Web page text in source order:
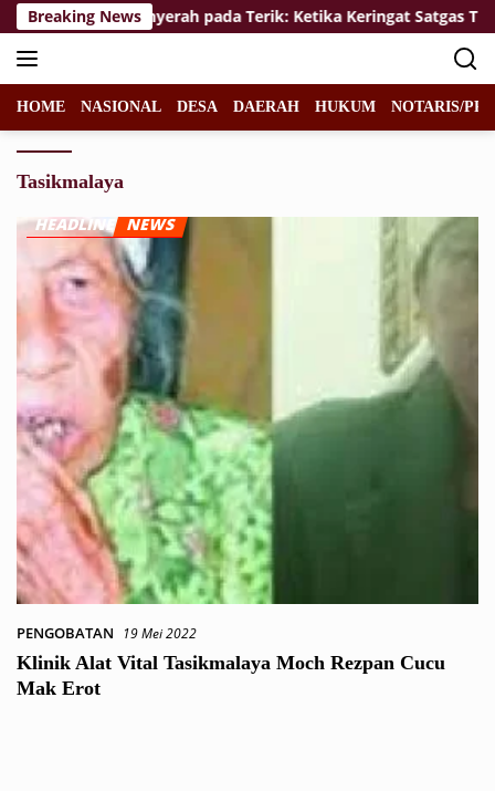
Langsung
ke
konten
Breaking News
Menolak Menyerah pada Terik: Ketika Keringat Satgas
HOME NASIONAL DESA DAERAH HUKUM NOTARIS/
Tasikmalaya
PENGOBATAN 19 Mei 2022
Klinik Alat Vital Tasikmalaya Moch Rezpan Cucu
Mak Erot